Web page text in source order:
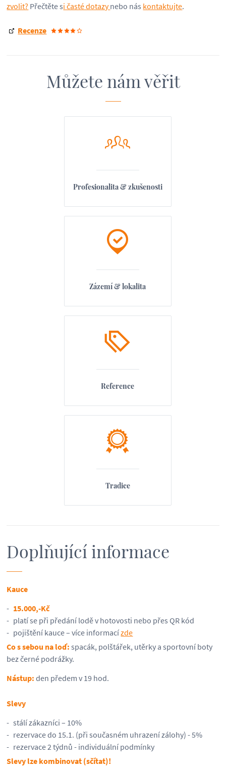
zvolit? Přečtěte si časté dotazynebo nás kontaktujte.
Recenze
Můžete nám věřit
Profesionalita & zkušenosti
Zázemí & lokalita
Reference
Tradice
Doplňující informace
Kauce
15.000,-Kč
platí se při předání lodě v hotovosti nebo přes QR kód
pojištění kauce – více informacízde
Co s sebou na loď: spacák, polštářek, utěrky a sportovní boty
bez černé podrážky.
Nástup:den předem v 19 hod.
Slevy
stálí zákazníci – 10%
rezervace do 15.1. (při současném uhrazení zálohy) - 5%
rezervace 2 týdnů - individuální podmínky
Slevy lze kombinovat (sčítat)!